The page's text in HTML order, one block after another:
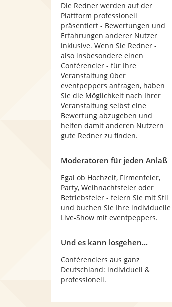
Die Redner werden auf der
Plattform professionell
präsentiert - Bewertungen und
Erfahrungen anderer Nutzer
inklusive. Wenn Sie Redner -
also insbesondere einen
Conférencier - für Ihre
Veranstaltung über
eventpeppers anfragen, haben
Sie die Möglichkeit nach Ihrer
Veranstaltung selbst eine
Bewertung abzugeben und
helfen damit anderen Nutzern
gute Redner zu finden.
Moderatoren für jeden Anlaß
Egal ob Hochzeit, Firmenfeier,
Party, Weihnachtsfeier oder
Betriebsfeier - feiern Sie mit Stil
und buchen Sie Ihre individuelle
Live-Show mit eventpeppers.
Und es kann losgehen...
Conférenciers aus ganz
Deutschland: individuell &
professionell.